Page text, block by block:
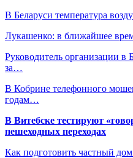
В Беларуси температура
Лукашенко: в ближайшее
Руководитель организации в
за…
В Кобрине телефонного
годам…
В Витебске тестируют
пешеходных переходах
Как подготовить частный